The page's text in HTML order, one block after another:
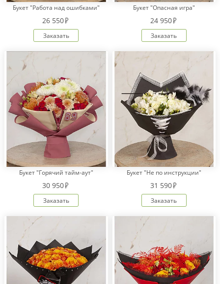
language
to
Букет "Работа над ошибками"
26 550
Заказать
Букет "Опасная игра"
24 950
Заказать
Букет "Горячий тайм-аут"
30 950
Заказать
Букет "Не по инструкции"
31 590
Заказать